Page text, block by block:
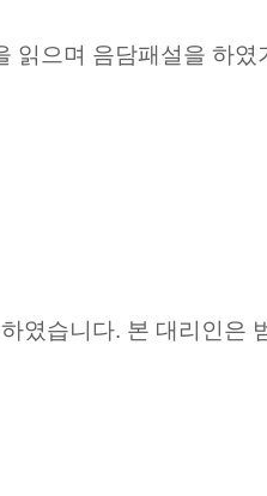
으며 음담패설을 하
였습니다. 본 대리인은